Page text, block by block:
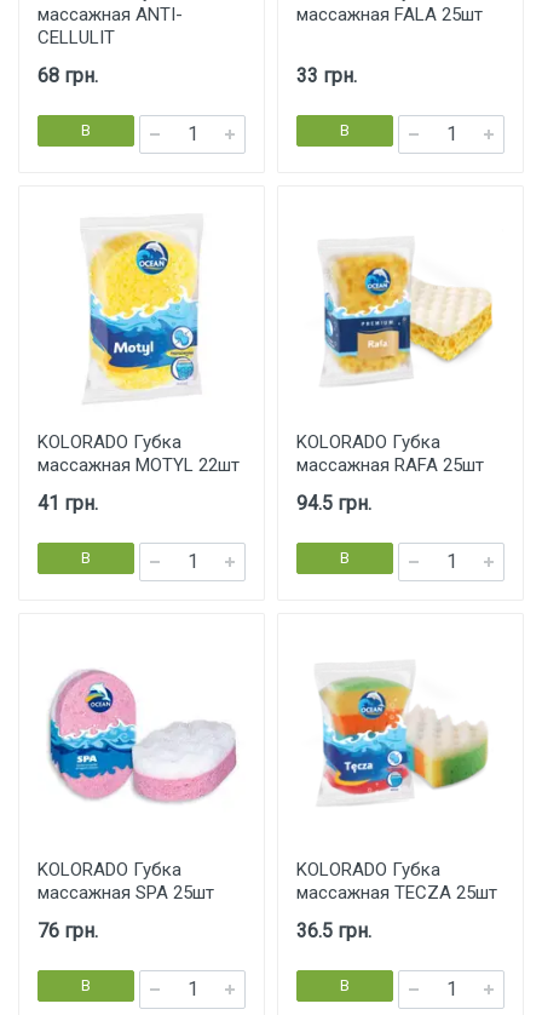
массажная ANTI-
CELLULIT
68 грн.
В
корзину
массажная FALA 25шт
33 грн.
В
корзину
KOLORADO Губка
массажная MOTYL 22шт
41 грн.
В
корзину
KOLORADO Губка
массажная RAFA 25шт
94.5 грн.
В
корзину
KOLORADO Губка
массажная SPA 25шт
76 грн.
В
корзину
KOLORADO Губка
массажная TECZA 25шт
36.5 грн.
В
корзину